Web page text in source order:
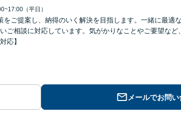
（平日）
をご提案し、納得のいく解決を目指します。一緒に最適
ご相談に対応しています。気がかりなことやご要望な
応】
メールでお問